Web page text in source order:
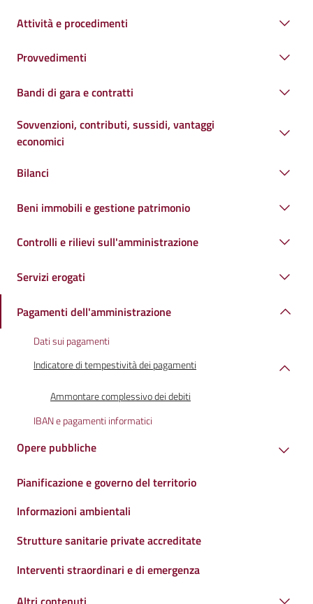
Attività e procedimenti
Provvedimenti
Bandi di gara e contratti
Sovvenzioni, contributi, sussidi, vantaggi
economici
Bilanci
Beni immobili e gestione patrimonio
Controlli e rilievi sull'amministrazione
Servizi erogati
Pagamenti dell'amministrazione
Dati sui pagamenti
Indicatore di tempestività dei pagamenti
Ammontare complessivo dei debiti
IBAN e pagamenti informatici
Opere pubbliche
Pianificazione e governo del territorio
Informazioni ambientali
Strutture sanitarie private accreditate
Interventi straordinari e di emergenza